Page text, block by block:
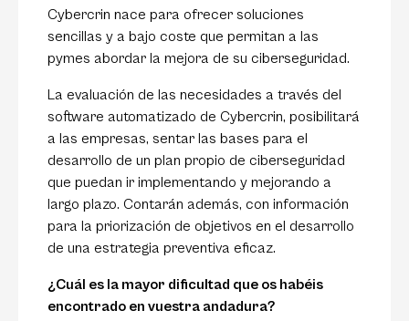
Cybercrin nace para ofrecer soluciones
sencillas y a bajo coste que permitan a las
pymes abordar la mejora de su ciberseguridad.
La evaluación de las necesidades a través del
software automatizado de Cybercrin, posibilitará
a las empresas, sentar las bases para el
desarrollo de un plan propio de ciberseguridad
que puedan ir implementando y mejorando a
largo plazo. Contarán además, con información
para la priorización de objetivos en el desarrollo
de una estrategia preventiva eficaz.
¿Cuál es la mayor dificultad que os habéis
encontrado en vuestra andadura?